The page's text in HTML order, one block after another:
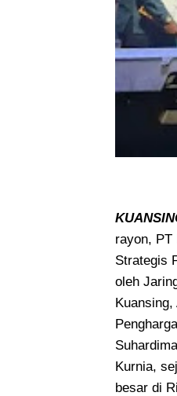
rayon, PT
Strategis
oleh
Kuansing,
Kurnia,
besar di